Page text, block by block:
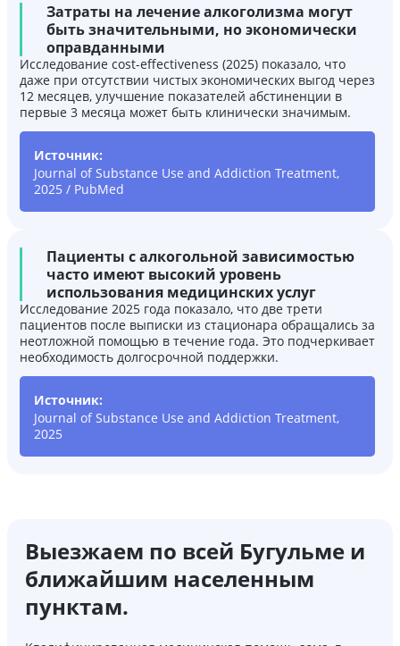
Затраты на лечение алкоголизма могут
быть значительными, но экономически
оправданными
Исследование cost-effectiveness (2025) показало, что
даже при отсутствии чистых экономических выгод через
12 месяцев, улучшение показателей абстиненции в
первые 3 месяца может быть клинически значимым.
Источник:
Journal of Substance Use and Addiction Treatment,
2025 / PubMed
Пациенты с алкогольной зависимостью
часто имеют высокий уровень
использования медицинских услуг
Исследование 2025 года показало, что две трети
пациентов после выписки из стационара обращались за
неотложной помощью в течение года. Это подчеркивает
необходимость долгосрочной поддержки.
Источник:
Journal of Substance Use and Addiction Treatment,
2025
Выезжаем по всей Бугульме и
ближайшим населенным
пунктам.